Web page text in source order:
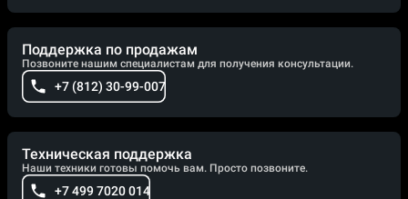
Поддержка по продажам
Позвоните нашим специалистам для получения консультации.
+7 (812) 30-99-007
Техническая поддержка
Наши техники готовы помочь вам. Просто позвоните.
+7 499 7020 014